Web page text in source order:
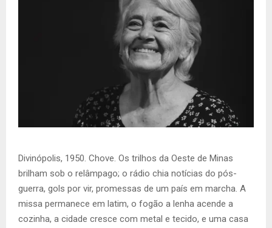
Divinópolis, 1950. Chove. Os trilhos da Oeste de Minas
brilham sob o relâmpago; o rádio chia notícias do pós-
guerra, gols por vir, promessas de um país em marcha. A
missa permanece em latim, o fogão a lenha acende a
cozinha, a cidade cresce com metal e tecido, e uma casa